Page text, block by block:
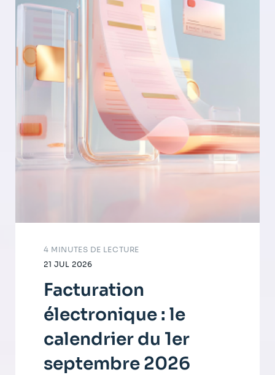
21 JUL 2026
4 MINUTES DE LECTURE
Facturation
électronique : le
calendrier du 1er
septembre 2026